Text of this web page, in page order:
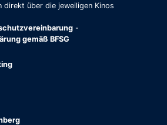
direkt über die jeweiligen Kinos
-
gemäß BFSG